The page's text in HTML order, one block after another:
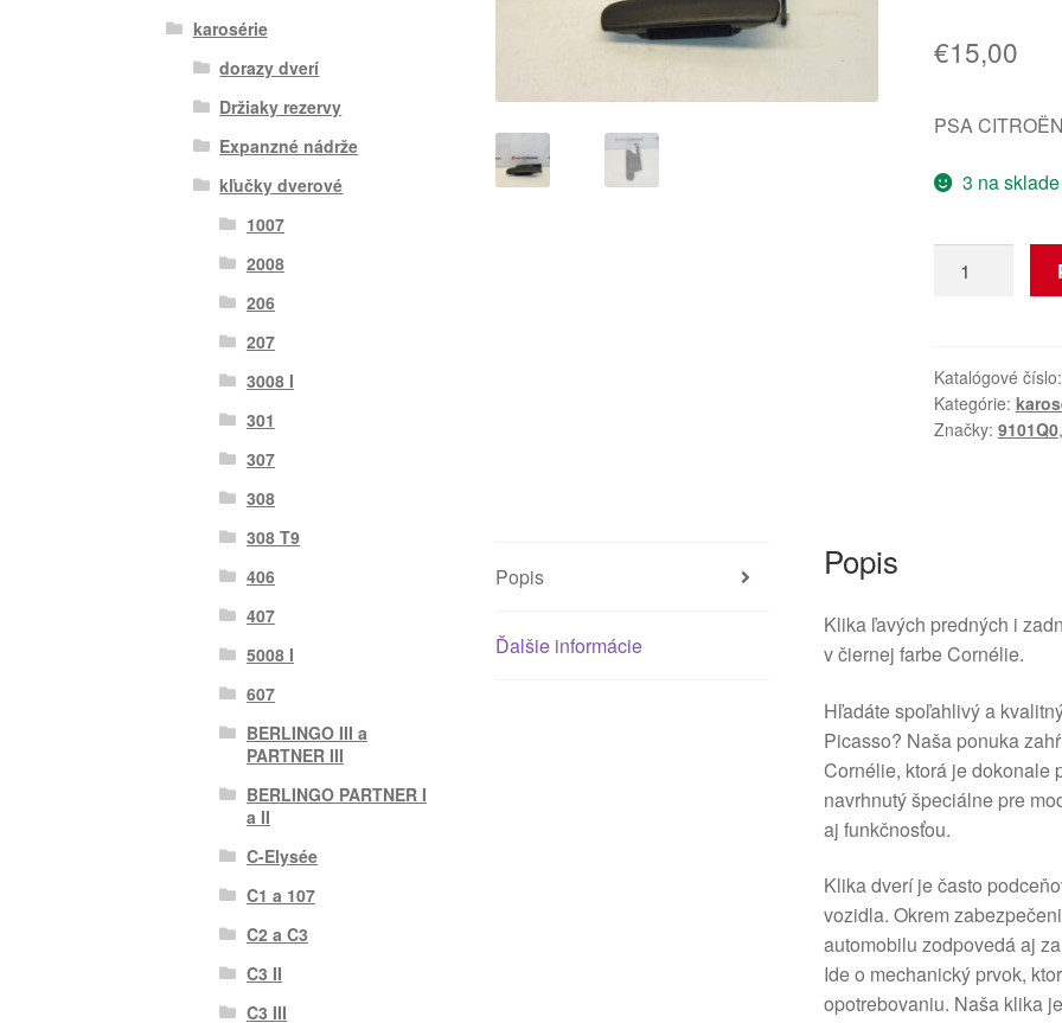
€15,00
PSA
3 na sklade
Klika
Citroën
Xsara
Picasso
Katalógové
Kategórie:
Značky: 9101Q0
Popis
Ďalšie informácie
Popis
Klika ľavých predných i
v čiernej farbe Cornélie.
Hľadáte spoľahlivý a
Picasso? Naša ponuka
Cornélie, ktorá je dokonale
navrhnutý špeciálne pre
aj funkčnosťou.
Klika dverí je často
vozidla. Okrem
automobilu zodpovedá aj
Ide o mechanický prvok,
opotrebovaniu. Naša klika
karosérie
dorazy dverí
Držiaky rezervy
Expanzné nádrže
kľučky dverové
1007
2008
206
207
3008 I
301
307
308
308 T9
406
407
5008 I
607
BERLINGO III a
PARTNER III
BERLINGO PARTNER I
a II
C-Elysée
C1 a 107
C2 a C3
C3 II
C3 III